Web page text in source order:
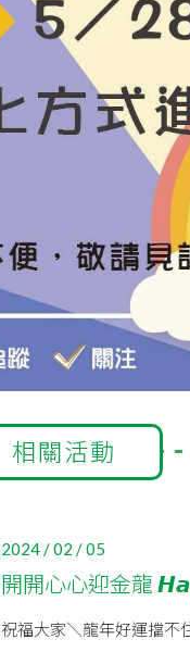
相關活動
2024 / 02 / 05
開開心心迎金龍
祝福大家＼龍年好運擋不